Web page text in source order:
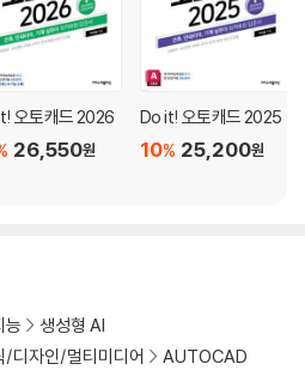
로 가구 배치하기
리 정리하는 꿀팁! - 끊김 없이 [연장],
다루기
입]하기
도에 해치 넣기
로 해치 쉽게 추가하기
오토캐드 2026
26,550원
Do it! 오토캐드 2025
25,200원
10%
능
생성형 AI
/디자인/멀티미디어 AUTOCAD